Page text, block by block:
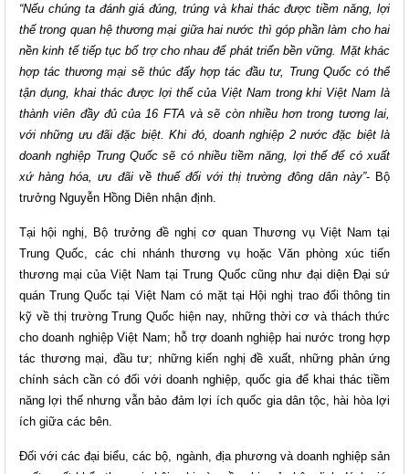
“Nếu chúng ta đánh giá đúng, trúng và khai thác được tiềm năng, lợi
thế trong quan hệ thương mại giữa hai nước thì góp phần làm cho hai
nền kinh tế tiếp tục bổ trợ cho nhau để phát triển bền vững. Mặt khác
hợp tác thương mại sẽ thúc đẩy hợp tác đầu tư, Trung Quốc có thể
tận dụng, khai thác được lợi thế của Việt Nam trong khi Việt Nam là
thành viên đầy đủ của 16 FTA và sẽ còn nhiều hơn trong tương lai,
với những ưu đãi đặc biệt. Khi đó, doanh nghiệp 2 nước đặc biệt là
doanh nghiệp Trung Quốc sẽ có nhiều tiềm năng, lợi thế để có xuất
xứ hàng hóa, ưu đãi về thuế đối với thị trường đông dân này”- Bộ
trưởng Nguyễn Hồng Diên nhận định.
Tại hội nghị, Bộ trưởng đề nghị cơ quan Thương vụ Việt Nam tại
Trung Quốc, các chi nhánh thương vụ hoặc Văn phòng xúc tiến
thương mại của Việt Nam tại Trung Quốc cũng như đại diện Đại sứ
quán Trung Quốc tại Việt Nam có mặt tại Hội nghị trao đổi thông tin
kỹ về thị trường Trung Quốc hiện nay, những thời cơ và thách thức
cho doanh nghiệp Việt Nam; hỗ trợ doanh nghiệp hai nước trong hợp
tác thương mại, đầu tư; những kiến nghị đề xuất, những phản ứng
chính sách cần có đối với doanh nghiệp, quốc gia để khai thác tiềm
năng lợi thế nhưng vẫn bảo đảm lợi ích quốc gia dân tộc, hài hòa lợi
ích giữa các bên.
Đối với các đại biểu, các bộ, ngành, địa phương và doanh nghiệp sản